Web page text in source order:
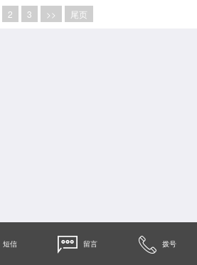
2 3 >> 尾页
短信 留言 拨号